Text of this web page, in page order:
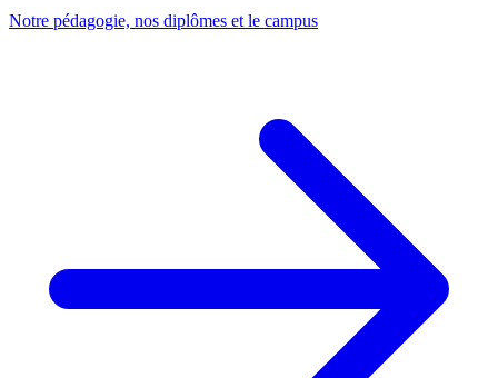
Notre pédagogie, nos diplômes et le campus